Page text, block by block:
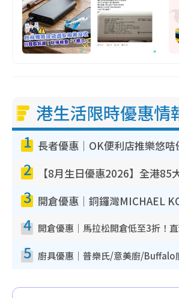
港生活限時優惠情
1
2
3
4
5